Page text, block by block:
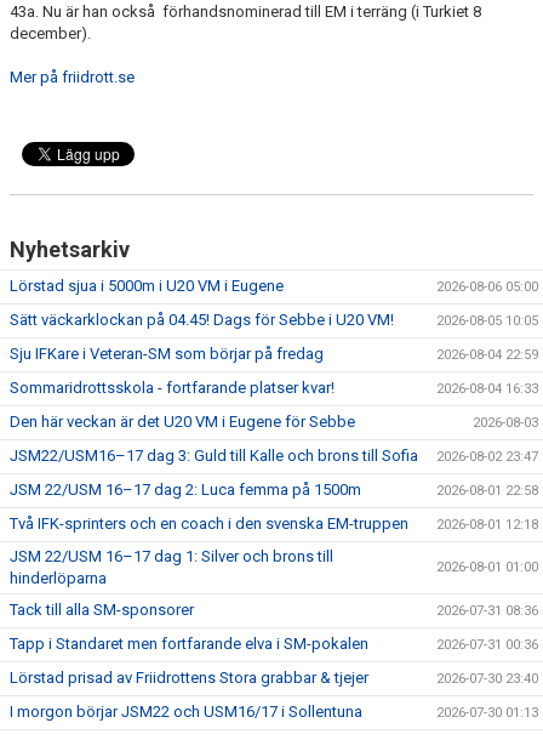
43a. Nu är han också förhandsnominerad till EM i terräng (i Turkiet 8
december).
Mer på friidrott.se
Nyhetsarkiv
Lörstad sjua i 5000m i U20 VM i Eugene 2026-08-06 05:00
Sätt väckarklockan på 04.45! Dags för Sebbe i U20 VM! 2026-08-05 10:05
Sju IFKare i Veteran-SM som börjar på fredag 2026-08-04 22:59
Sommaridrottsskola - fortfarande platser kvar! 2026-08-04 16:33
Den här veckan är det U20 VM i Eugene för Sebbe 2026-08-03
JSM22/USM16–17 dag 3: Guld till Kalle och brons till Sofia 2026-08-02 23:47
JSM 22/USM 16–17 dag 2: Luca femma på 1500m 2026-08-01 22:58
Två IFK-sprinters och en coach i den svenska EM-truppen 2026-08-01 12:18
JSM 22/USM 16–17 dag 1: Silver och brons till
hinderlöparna
2026-08-01 01:00
Tack till alla SM-sponsorer 2026-07-31 08:36
Tapp i Standaret men fortfarande elva i SM-pokalen 2026-07-31 00:36
Lörstad prisad av Friidrottens Stora grabbar & tjejer 2026-07-30 23:40
I morgon börjar JSM22 och USM16/17 i Sollentuna 2026-07-30 01:13